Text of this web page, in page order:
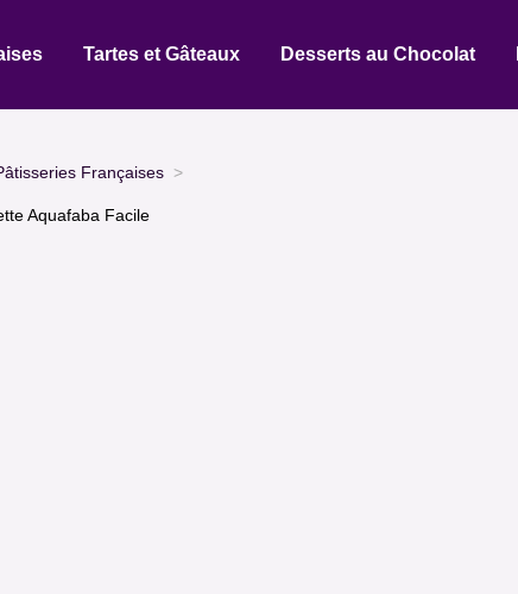
Tartes et Gâteaux Desserts au Chocolat
Françaises
Aquafaba Facile